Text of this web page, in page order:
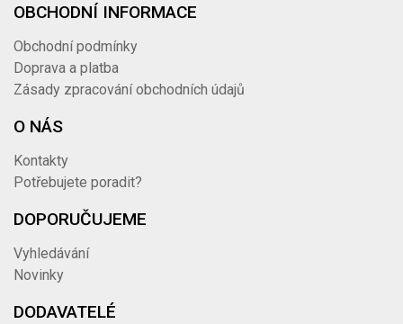
OBCHODNÍ INFORMACE
Obchodní podmínky
Doprava a platba
Zásady zpracování obchodních údajů
O NÁS
Kontakty
Potřebujete poradit?
DOPORUČUJEME
Vyhledávání
Novinky
DODAVATELÉ